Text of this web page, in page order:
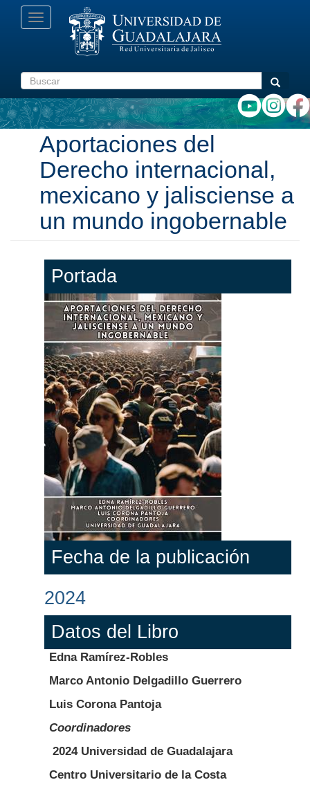
Pasar
Toggle
navigation
Buscar Buscar
Aportaciones del
Derecho internacional,
mexicano y jalisciense a
un mundo ingobernable
Portada
Fecha de la publicación
2024
Datos del Libro
Edna Ramírez-Robles
Marco Antonio Delgadillo Guerrero
Luis Corona Pantoja
Coordinadores
2024 Universidad de Guadalajara
Centro Universitario de la Costa